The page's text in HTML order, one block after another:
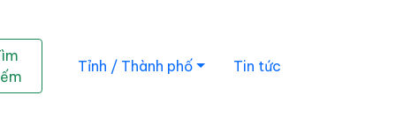
Tỉnh / Thành phố Tin tức